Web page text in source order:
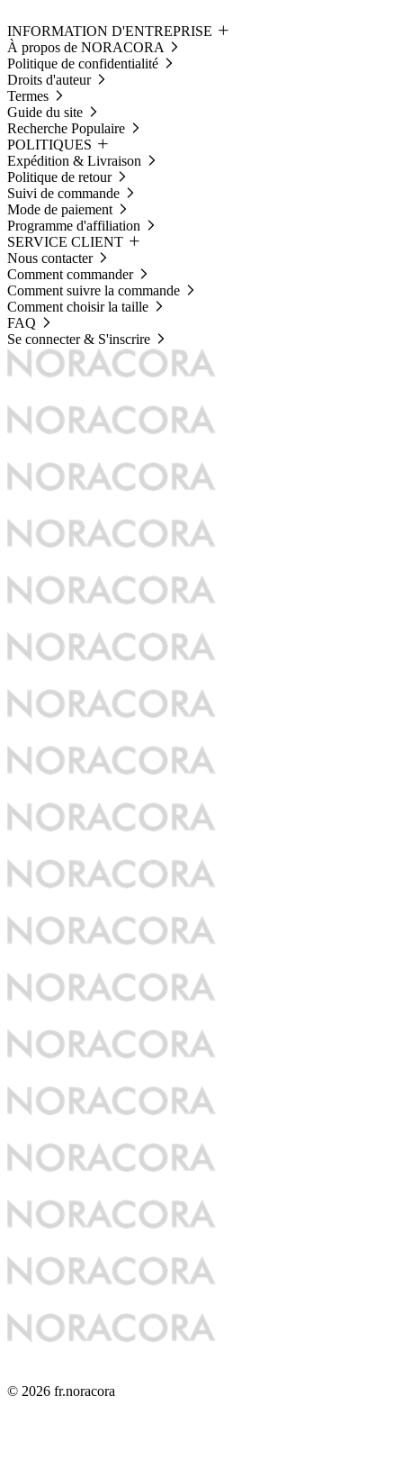
INFORMATION D'ENTREPRISE
À propos de NORACORA
Politique de confidentialité
Droits d'auteur
Termes
Guide du site
Recherche Populaire
POLITIQUES
Expédition & Livraison
Politique de retour
Suivi de commande
Mode de paiement
Programme d'affiliation
SERVICE CLIENT
Nous contacter
Comment commander
Comment suivre la commande
Comment choisir la taille
FAQ
Se connecter & S'inscrire
© 2026 fr.noracora